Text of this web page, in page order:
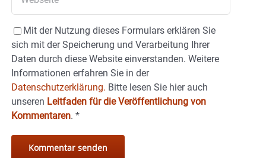
Mit der Nutzung dieses Formulars erklären Sie
sich mit der Speicherung und Verarbeitung Ihrer
Daten durch diese Website einverstanden. Weitere
Informationen erfahren Sie in der
Datenschutzerklärung. Bitte lesen Sie hier auch
unseren Leitfaden für die Veröffentlichung von
Kommentaren. *